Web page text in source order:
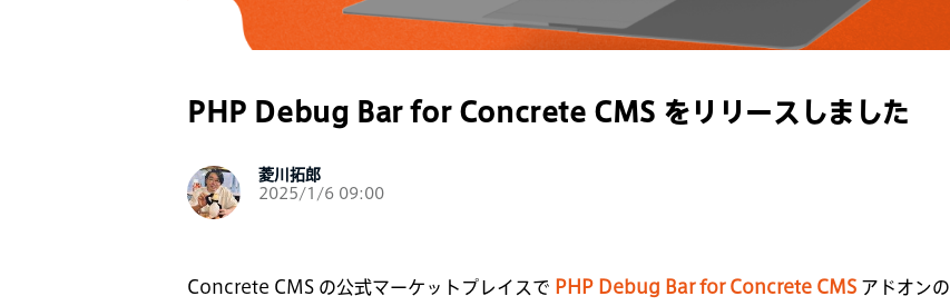
PHP Debug Bar for Concrete CMS をリリースしました
菱川拓郎
2025/1/6 09:00
Concrete CMS の公式マーケットプレイスで PHP Debug Bar for Concrete CMS アドオンの